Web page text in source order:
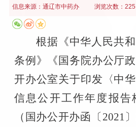
信息来源： 通辽市中药办 浏览次数：225
根据《中华人民共
条例》《国务院办公厅
开办公室关于印发〈中
信息公开工作年度报告
（国办公开办函〔 2021 〕